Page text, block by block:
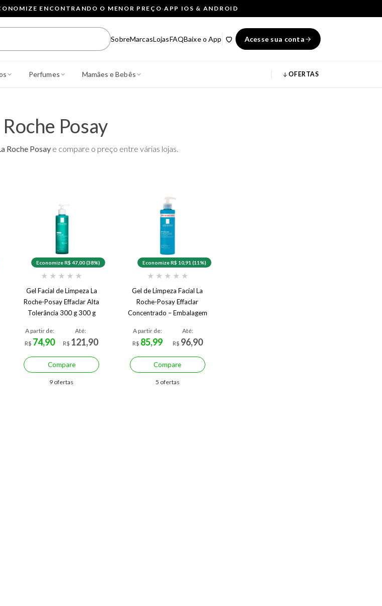
ENCONTRANDO O MENOR PREÇO·APP IOS & ANDROID
SobreMarcasLojasFAQBaixe o App Acesse sua conta
Perfumes Mamães e Bebês OFERTAS
Roche Posay
Roche Posay e compare o preço entre várias lojas.
Economize R$ 47,00 (38%)
★ ★ ★ ★ ★
Gel Facial de Limpeza La
Roche-Posay Effaclar Alta
Tolerância 300 g 300 g
A partir de:
R$ 74,90
Até:
R$ 121,90
Compare
9 ofertas
Economize R$ 10,91 (11%)
★ ★ ★ ★ ★
Gel de Limpeza Facial La
Roche-Posay Effaclar
Concentrado – Embalagem
A partir de:
R$ 85,99
Até:
R$ 96,90
Compare
5 ofertas